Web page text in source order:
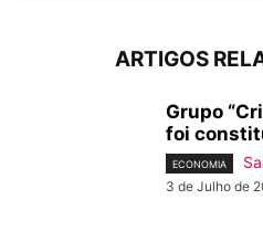
ARTIGOS
Grupo
foi
ECONOMIA
3 de Julho de